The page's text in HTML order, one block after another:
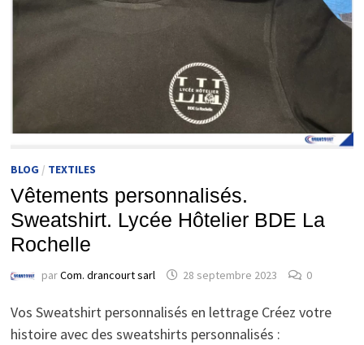
BLOG / TEXTILES
Vêtements personnalisés.
Sweatshirt. Lycée Hôtelier BDE La
Rochelle
parCom. drancourt sarl 28 septembre 2023 0
Vos Sweatshirt personnalisés en lettrage Créez votre
histoire avec des sweatshirts personnalisés :